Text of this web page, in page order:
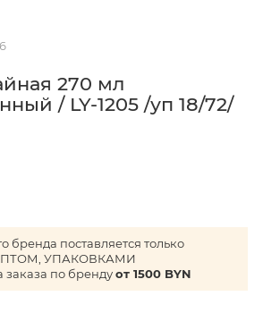
270 мл
/ LY-1205 /уп 18/72/
бренда поставляется только
УПАКОВКАМИ
по брендуот 1500 BYN